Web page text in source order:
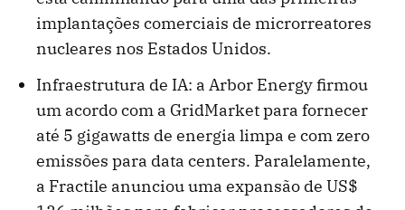
implantações comerciais de microrreatores
nucleares nos Estados Unidos.
Infraestrutura de IA: a Arbor Energy firmou
um acordo com a GridMarket para fornecer
até 5 gigawatts de energia limpa e com zero
emissões para data centers. Paralelamente,
a Fractile anunciou uma expansão de US$